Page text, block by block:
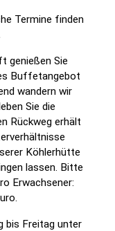
Termine finden
genießen Sie
Buffetangebot
wandern wir
Sie die
Rückweg erhält
Köhlerhütte
lassen. Bitte
Erwachsener:
bis Freitag unter